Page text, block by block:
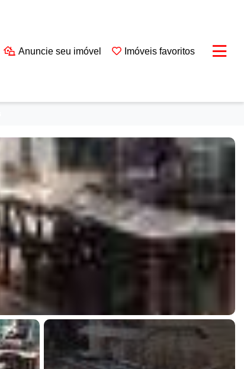
Anuncie seu imóvel Imóveis favoritos